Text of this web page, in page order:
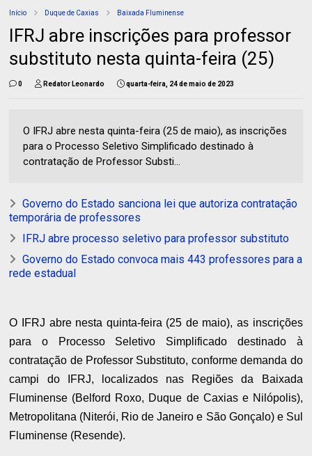
Início Duque de Caxias Baixada Fluminense
IFRJ abre inscrições para professor
substituto nesta quinta-feira (25)
0 Redator Leonardo quarta-feira, 24 de maio de 2023
O IFRJ abre nesta quinta-feira (25 de maio), as inscrições
para o Processo Seletivo Simplificado destinado à
contratação de Professor Substi...
Governo do Estado sanciona lei que autoriza contratação
temporária de professores
IFRJ abre processo seletivo para professor substituto
Governo do Estado convoca mais 443 professores para a
rede estadual
O IFRJ abre nesta quinta-feira (25 de maio), as inscrições
para o Processo Seletivo Simplificado destinado à
contratação de Professor Substituto, conforme demanda do
campi do IFRJ, localizados nas Regiões da Baixada
Fluminense (Belford Roxo, Duque de Caxias e Nilópolis),
Metropolitana (Niterói, Rio de Janeiro e São Gonçalo) e Sul
Fluminense (Resende).